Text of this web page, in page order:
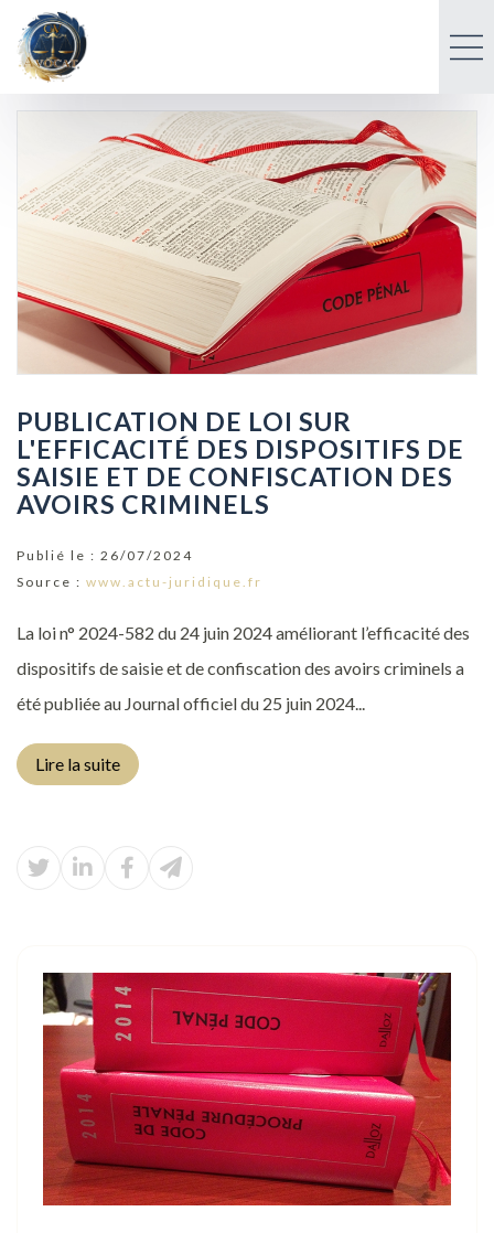
PUBLICATION DE LOI SUR
L'EFFICACITÉ DES DISPOSITIFS DE
SAISIE ET DE CONFISCATION DES
AVOIRS CRIMINELS
Publié le : 26/07/2024
Source : www.actu-juridique.fr
La loi n° 2024-582 du 24 juin 2024 améliorant l’efficacité des
dispositifs de saisie et de confiscation des avoirs criminels a
été publiée au Journal officiel du 25 juin 2024...
Lire la suite